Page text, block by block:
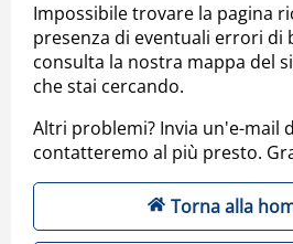
Impossibile trovare la pagina
presenza di eventuali errori di
consulta la nostra mappa del
che stai cercando.
Altri problemi? Invia un'e-mail
contatteremo al più presto.
Torna alla